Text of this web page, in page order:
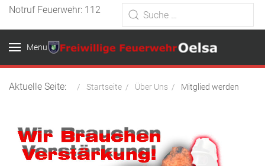
Notruf Feuerwehr: 112
Menu
Aktuelle Seite: Startseite Über Uns Mitglied werden